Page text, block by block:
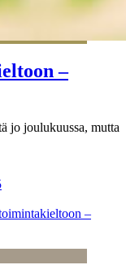
–
jo joulukuussa, mutta
–